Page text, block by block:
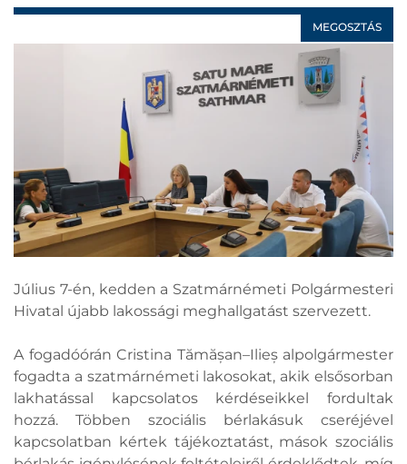
MEGOSZTÁS
Július 7-én, kedden a Szatmárnémeti Polgármesteri
Hivatal újabb lakossági meghallgatást szervezett.
A fogadóórán Cristina Tămășan–Ilieș alpolgármester
fogadta a szatmárnémeti lakosokat, akik elsősorban
lakhatással kapcsolatos kérdéseikkel fordultak
hozzá. Többen szociális bérlakásuk cseréjével
kapcsolatban kértek tájékoztatást, mások szociális